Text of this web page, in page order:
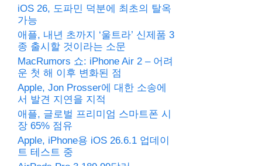
iOS 26, 도파민 덕분에 최초의 탈옥
가능
애플, 내년 초까지 ‘울트라’ 신제품 3
종 출시할 것이라는 소문
MacRumors 쇼: iPhone Air 2 – 어려
운 첫 해 이후 변화된 점
Apple, Jon Prosser에 대한 소송에
서 발견 지연을 지적
애플, 글로벌 프리미엄 스마트폰 시
장 65% 점유
Apple, iPhone용 iOS 26.6.1 업데이
트 테스트 중